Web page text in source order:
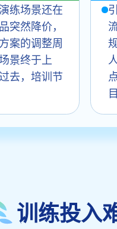
练场景还在
突然降价，
案的调整周
景终于上
去，培训节
训练投入